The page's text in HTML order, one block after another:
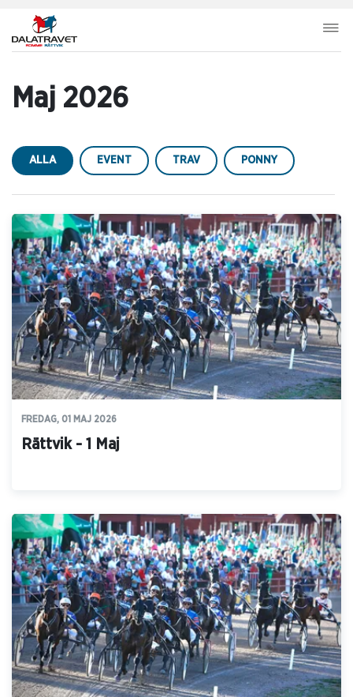
Maj 2026
ALLA EVENT TRAV PONNY
FREDAG, 01 MAJ 2026
Rättvik - 1 Maj